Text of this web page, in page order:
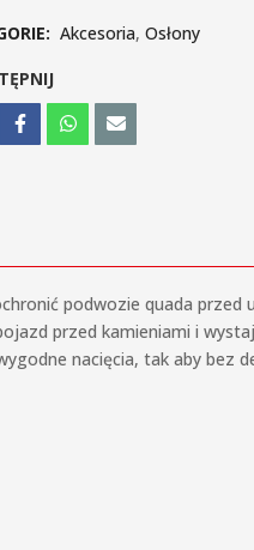
Akcesoria,Osłony
podwozie quada przed
przed kamieniami i
nacięcia, tak aby bez